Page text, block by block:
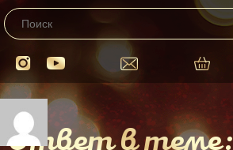
Ответ в теме: